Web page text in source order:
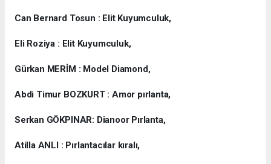
Can Bernard Tosun : Elit Kuyumculuk,
Eli Roziya : Elit Kuyumculuk,
Gürkan MERİM : Model Diamond,
Abdi Timur BOZKURT : Amor pırlanta,
Serkan GÖKPINAR: Dianoor Pırlanta,
Atilla ANLI : Pırlantacılar kıralı,